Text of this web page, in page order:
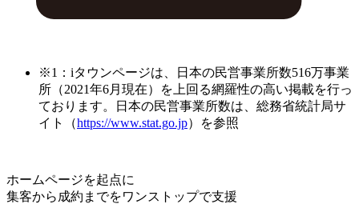
※1：iタウンページは、日本の民営事業所数516万事業
所（2021年6月現在）を上回る網羅性の高い掲載を行っ
ております。日本の民営事業所数は、総務省統計局サ
イト（https://www.stat.go.jp）を参照
ホームページを起点に
集客から成約までをワンストップで支援